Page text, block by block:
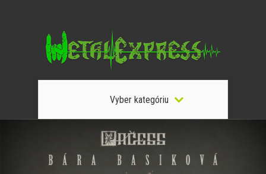
Vyber kategóriu